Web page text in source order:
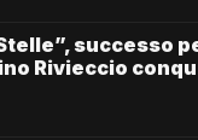
successo
Rivieccio